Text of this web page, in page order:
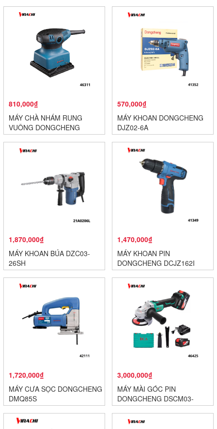
810,000₫
MÁY CHÀ NHÁM RUNG
VUÔNG DONGCHENG
DSB03-100S
570,000₫
MÁY KHOAN DONGCHENG
DJZ02-6A
1,870,000₫
MÁY KHOAN BÚA DZC03-
26SH
1,470,000₫
MÁY KHOAN PIN
DONGCHENG DCJZ162I
1,720,000₫
MÁY CƯA SỌC DONGCHENG
DMQ85S
3,000,000₫
MÁY MÀI GÓC PIN
DONGCHENG DSCM03-
100EM